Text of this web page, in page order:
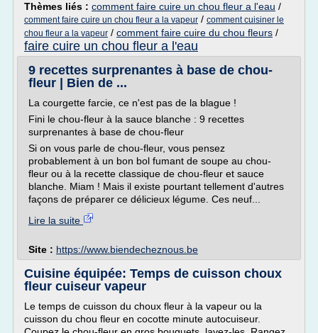
Thèmes liés : comment faire cuire un chou fleur a l'eau /
comment faire cuire un chou fleur a la vapeur / comment cuisiner le
chou fleur a la vapeur / comment faire cuire du chou fleurs /
faire cuire un chou fleur a l'eau
9 recettes surprenantes à base de chou-
fleur | Bien de ...
La courgette farcie, ce n'est pas de la blague !
Fini le chou-fleur à la sauce blanche : 9 recettes
surprenantes à base de chou-fleur
Si on vous parle de chou-fleur, vous pensez
probablement à un bon bol fumant de soupe au chou-
fleur ou à la recette classique de chou-fleur et sauce
blanche. Miam ! Mais il existe pourtant tellement d'autres
façons de préparer ce délicieux légume. Ces neuf...
Lire la suite
Site : https://www.biendecheznous.be
Cuisine équipée: Temps de cuisson choux
fleur cuiseur vapeur
Le temps de cuisson du choux fleur à la vapeur ou la
cuisson du chou fleur en cocotte minute autocuiseur.